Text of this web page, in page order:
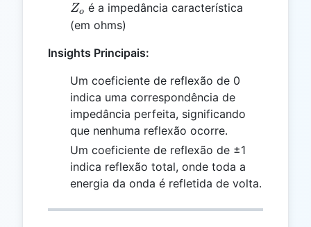
Z_o
Zo é a impedância característica
(em ohms)
Insights Principais:
Um coeficiente de reflexão de 0
indica uma correspondência de
impedância perfeita, significando
que nenhuma reflexão ocorre.
Um coeficiente de reflexão de ±1
indica reflexão total, onde toda a
energia da onda é refletida de volta.